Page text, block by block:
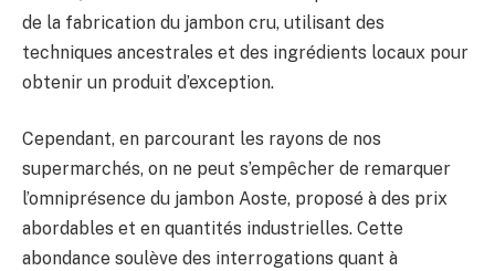
de la fabrication du jambon cru, utilisant des
techniques ancestrales et des ingrédients locaux pour
obtenir un produit d’exception.
Cependant, en parcourant les rayons de nos
supermarchés, on ne peut s’empêcher de remarquer
l’omniprésence du jambon Aoste, proposé à des prix
abordables et en quantités industrielles. Cette
abondance soulève des interrogations quant à